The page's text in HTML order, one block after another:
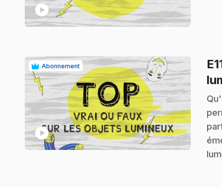
play_circle
Abonnement
play_circle
.